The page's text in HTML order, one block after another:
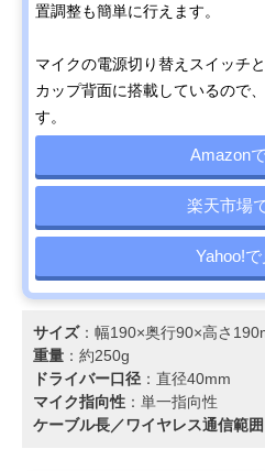
置調整も簡単に行えます。
マイクの電源切り替えスイッチ
カップ背面に搭載しているので
す。
Amazon
楽天市場
Yahoo!で
サイズ：幅190×奥行90×高さ
重量 ：約250g
ドライバー口径 ：直径40mm
マイク指向性 ：単一指向性
ケーブル長／ワイヤレス通信範囲